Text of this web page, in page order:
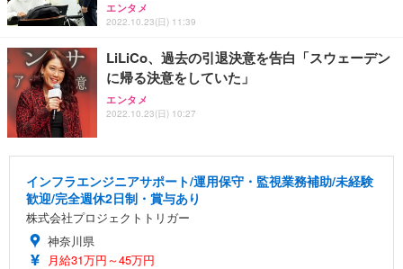
エンタメ
2022.10.23(日) 11:39
LiLiCo、過去の引退決意を告白「スウェーデン
に帰る決意をしていた」
エンタメ
2022.10.23(日) 10:27
インフラエンジニアサポート/運用保守・監視業務補助/未経験
歓迎/完全週休2日制・賞与あり
株式会社プロジェクトトリガー
神奈川県
月給31万円～45万円